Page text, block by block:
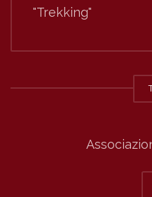
"Trekking"